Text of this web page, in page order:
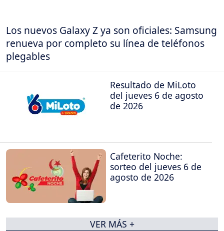
Los nuevos Galaxy Z ya son oficiales: Samsung
renueva por completo su línea de teléfonos
plegables
Resultado de MiLoto
del jueves 6 de agosto
de 2026
Cafeterito Noche:
sorteo del jueves 6 de
agosto de 2026
VER MÁS +